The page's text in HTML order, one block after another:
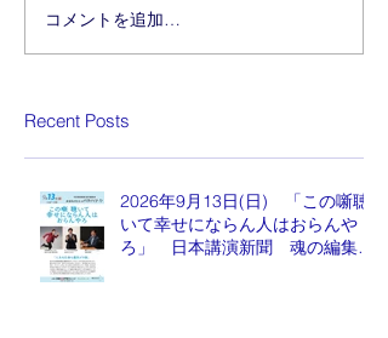
コメントを追加…
Recent Posts
2026年9月13日(日) 「この噺聴
いて幸せにならん人はおらんや
ろ」 日本講演新聞 魂の編集